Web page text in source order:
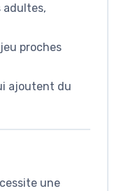
adultes,
proches
ajoutent du
une